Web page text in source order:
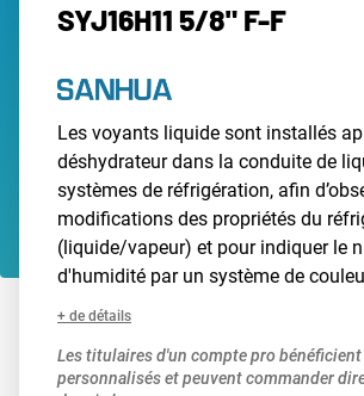
SYJ16H11 5/8" F-F
Les voyants liquide sont installés
déshydrateur dans la conduite de
systèmes de réfrigération, afin
modifications des propriétés du
(liquide/vapeur) et pour indiquer le
d'humidité par un système de
+ de détails
Les titulaires d'un compte pro
personnalisés et peuvent commander